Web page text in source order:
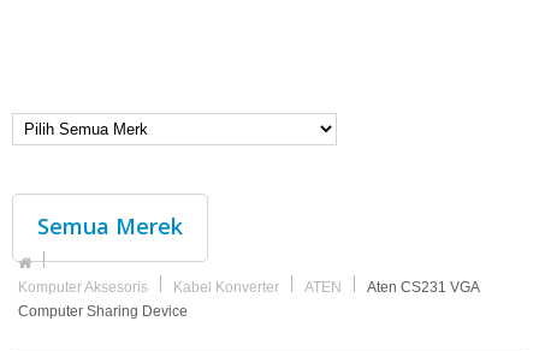
Semua Merek
Komputer Aksesoris Kabel Konverter ATEN
Aten CS231 VGA
Computer Sharing Device